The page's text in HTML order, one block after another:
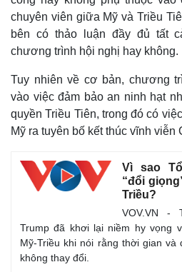
chuyên viên giữa Mỹ và Triều
bên có thảo luận đầy đủ tất
chương trình hội nghị hay không.
Tuy nhiên về cơ bản, chương
vào việc đảm bảo an ninh hạt
quyền Triều Tiên, trong đó có
Mỹ ra tuyên bố kết thúc vĩnh viễn
Vì sao
“đổi
Triều?
VOV.VN -
Trump đã khơi lại niềm hy vọng
Mỹ-Triều khi nói rằng thời gian và
không thay đổi.